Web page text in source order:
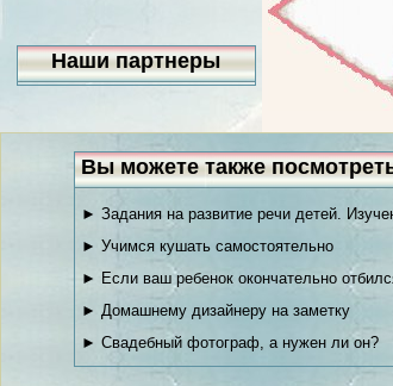
Наши партнеры
Вы можете также
► Задания на развитие речи детей.
► Учимся кушать самостоятельно
► Если ваш ребенок окончательно
► Домашнему дизайнеру на заметку
► Свадебный фотограф, а нужен ли он?